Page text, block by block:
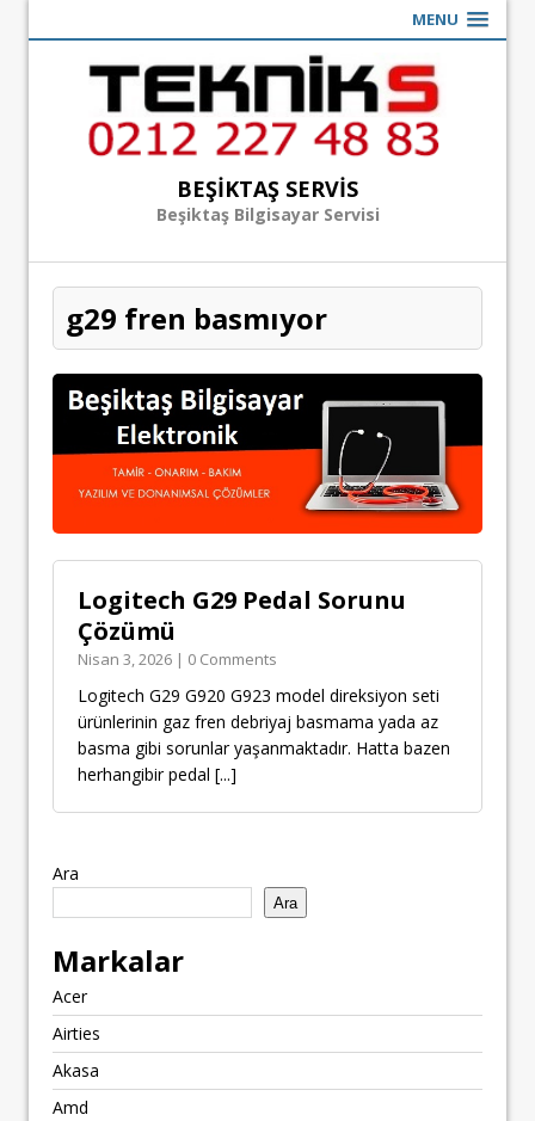
MENU
BEŞIKTAŞ SERVIS
Beşiktaş Bilgisayar Servisi
g29 fren basmıyor
Logitech G29 Pedal Sorunu
Çözümü
Nisan 3, 2026 | 0 Comments
Logitech G29 G920 G923 model direksiyon seti
ürünlerinin gaz fren debriyaj basmama yada az
basma gibi sorunlar yaşanmaktadır. Hatta bazen
herhangibir pedal [...]
Ara
Ara
Markalar
Acer
Airties
Akasa
Amd